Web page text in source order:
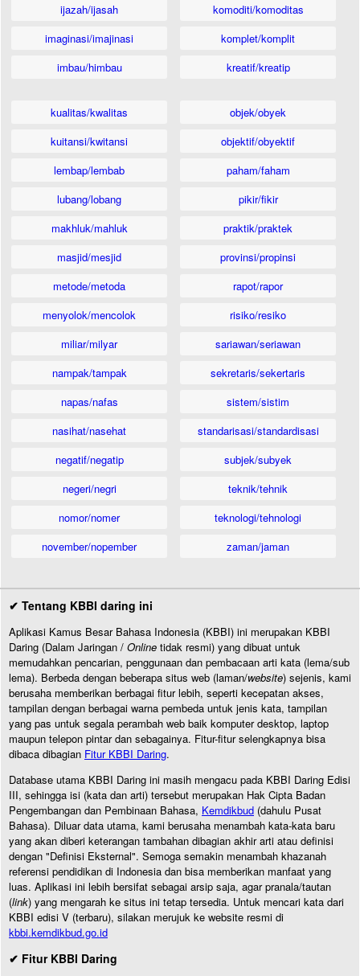
ijazah/ijasah
imaginasi/imajinasi
imbau/himbau
komoditi/komoditas
komplet/komplit
kreatif/kreatip
kualitas/kwalitas
kuitansi/kwitansi
lembap/lembab
lubang/lobang
makhluk/mahluk
masjid/mesjid
metode/metoda
menyolok/mencolok
miliar/milyar
nampak/tampak
napas/nafas
nasihat/nasehat
negatif/negatip
negeri/negri
nomor/nomer
november/nopember
objek/obyek
objektif/obyektif
paham/faham
pikir/fikir
praktik/praktek
provinsi/propinsi
rapot/rapor
risiko/resiko
sariawan/seriawan
sekretaris/sekertaris
sistem/sistim
standarisasi/standardisasi
subjek/subyek
teknik/tehnik
teknologi/tehnologi
zaman/jaman
✔ Tentang KBBI daring ini
Aplikasi Kamus Besar Bahasa Indonesia (KBBI) ini merupakan KBBI
Daring (Dalam Jaringan / Online tidak resmi) yang dibuat untuk
memudahkan pencarian, penggunaan dan pembacaan arti kata (lema/sub
lema). Berbeda dengan beberapa situs web (laman/website) sejenis, kami
berusaha memberikan berbagai fitur lebih, seperti kecepatan akses,
tampilan dengan berbagai warna pembeda untuk jenis kata, tampilan
yang pas untuk segala perambah web baik komputer desktop, laptop
maupun telepon pintar dan sebagainya. Fitur-fitur selengkapnya bisa
dibaca dibagian Fitur KBBI Daring.
Database utama KBBI Daring ini masih mengacu pada KBBI Daring Edisi
III, sehingga isi (kata dan arti) tersebut merupakan Hak Cipta Badan
Pengembangan dan Pembinaan Bahasa, Kemdikbud (dahulu Pusat
Bahasa). Diluar data utama, kami berusaha menambah kata-kata baru
yang akan diberi keterangan tambahan dibagian akhir arti atau definisi
dengan "Definisi Eksternal". Semoga semakin menambah khazanah
referensi pendidikan di Indonesia dan bisa memberikan manfaat yang
luas. Aplikasi ini lebih bersifat sebagai arsip saja, agar pranala/tautan
(link) yang mengarah ke situs ini tetap tersedia. Untuk mencari kata dari
KBBI edisi V (terbaru), silakan merujuk ke website resmi di
kbbi.kemdikbud.go.id
✔ Fitur KBBI Daring